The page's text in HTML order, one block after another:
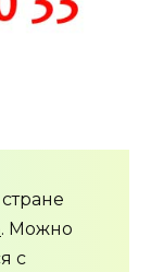
. Можно
с